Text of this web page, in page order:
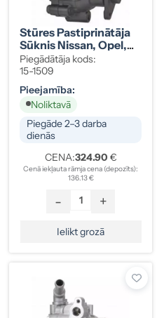
Stūres Pastiprinātāja
Sūknis Nissan, Opel,
Renault 8200763524
Piegādātāja kods:
15-1509
Pieejamība:
Noliktavā
Piegāde 2–3 darba
dienās
CENA:324.90 €
Cenā iekļauta rāmja cena (depozīts):
136.13 €
- +
Ielikt grozā